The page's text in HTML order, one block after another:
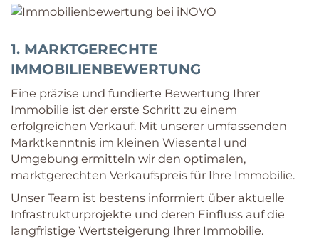
1. MARKTGERECHTE
IMMOBILIENBEWERTUNG
Eine präzise und fundierte Bewertung Ihrer
Immobilie ist der erste Schritt zu einem
erfolgreichen Verkauf. Mit unserer umfassenden
Marktkenntnis im kleinen Wiesental und
Umgebung ermitteln wir den optimalen,
marktgerechten Verkaufspreis für Ihre Immobilie.
Unser Team ist bestens informiert über aktuelle
Infrastrukturprojekte und deren Einfluss auf die
langfristige Wertsteigerung Ihrer Immobilie.